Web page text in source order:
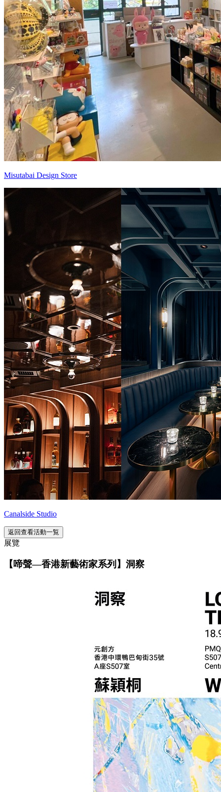
Misutabai Design Store
Canalside Studio
返回查看活動一覧
展覽
【啼聲—香港新藝術家系列】洞察